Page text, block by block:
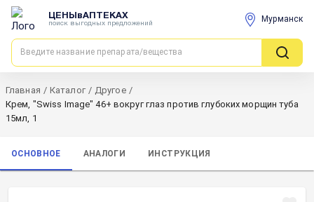
ЦЕНЫвАПТЕКАХ
поиск выгодных предложений Мурманск
Главная / Каталог / Другое /
Крем, "Swiss Image" 46+ вокруг глаз против глубоких морщин туба
15мл, 1
ОСНОВНОЕ АНАЛОГИ ИНСТРУКЦИЯ